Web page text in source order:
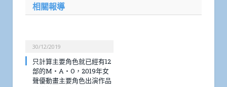
相關報導
30/12/2019
只計算主要角色就已經有12
部的M・A・O，2019年女
聲優動畫主要角色出演作品